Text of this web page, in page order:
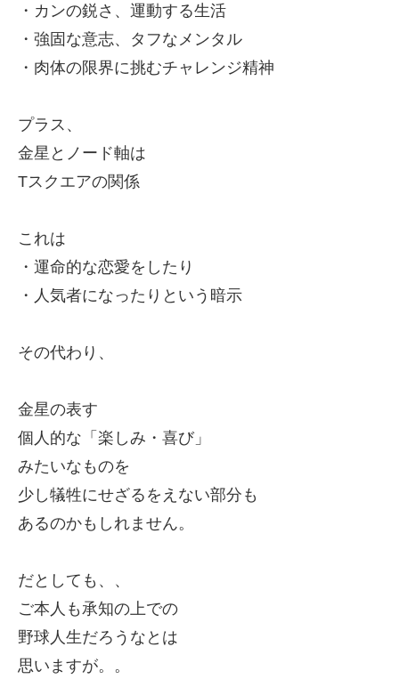
・カンの鋭さ、運動する生活
・強固な意志、タフなメンタル
・肉体の限界に挑むチャレンジ精神
プラス、
金星とノード軸は
Tスクエアの関係
これは
・運命的な恋愛をしたり
・人気者になったりという暗示
その代わり、
金星の表す
個人的な「楽しみ・喜び」
みたいなものを
少し犠牲にせざるをえない部分も
あるのかもしれません。
だとしても、、
ご本人も承知の上での
野球人生だろうなとは
思いますが。。